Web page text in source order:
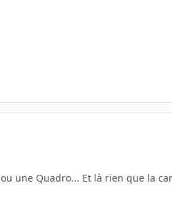
une Quadro... Et là rien que la